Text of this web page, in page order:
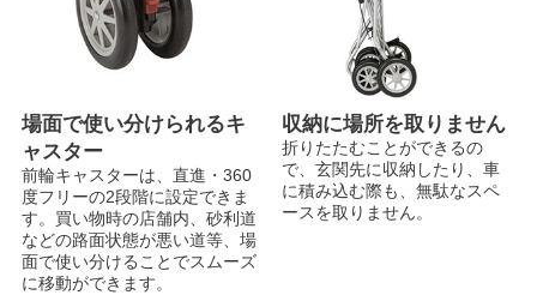
場面で使い分けられるキ
ャスター
前輪キャスターは、直進・360
度フリーの2段階に設定できま
す。買い物時の店舗内、砂利道
などの路面状態が悪い道等、場
面で使い分けることでスムーズ
に移動ができます。
収納に場所を取りません
折りたたむことができるの
で、玄関先に収納したり、車
に積み込む際も、無駄なスペ
ースを取りません。